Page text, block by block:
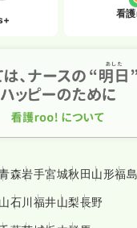
看
森岩手宮城秋田山形福島
石川福井山梨長野